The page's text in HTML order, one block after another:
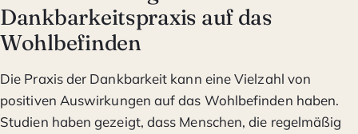
Dankbarkeitspraxis auf das
Wohlbefinden
Die Praxis der Dankbarkeit kann eine Vielzahl von
positiven Auswirkungen auf das Wohlbefinden haben.
Studien haben gezeigt, dass Menschen, die regelmäßig